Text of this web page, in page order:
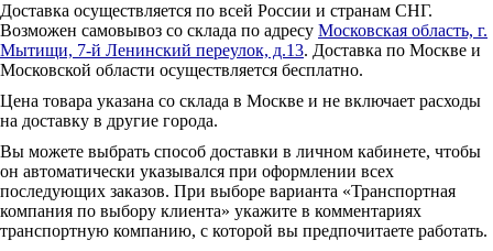
Доставка осуществляется по всей России и странам СНГ.
Возможен самовывоз со склада по адресу Московская область, г.
Мытищи, 7-й Ленинский переулок, д.13. Доставка по Москве и
Московской области осуществляется бесплатно.
Цена товара указана со склада в Москве и не включает расходы
на доставку в другие города.
Вы можете выбрать способ доставки в личном кабинете, чтобы
он автоматически указывался при оформлении всех
последующих заказов. При выборе варианта «Транспортная
компания по выбору клиента» укажите в комментариях
транспортную компанию, с которой вы предпочитаете работать.